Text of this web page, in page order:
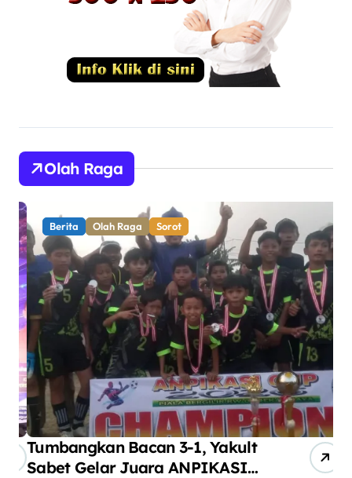
Olah Raga
Berita Olah Raga Sorot
Tumbangkan Bacan 3-1, Yakult
Sabet Gelar Juara ANPIKASI